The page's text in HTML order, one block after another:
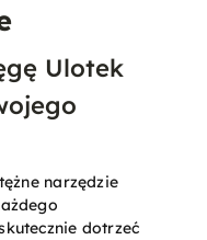
Ulotek
narzędzie
dotrzeć